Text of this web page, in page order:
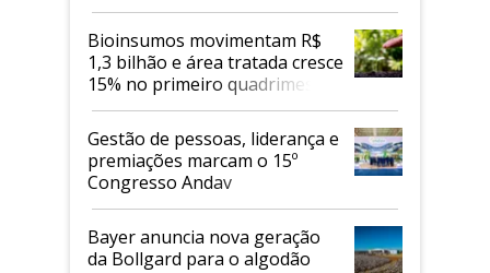
Bioinsumos movimentam R$
1,3 bilhão e área tratada cresce
15% no primeiro quadrimestre
de 2026
Gestão de pessoas, liderança e
premiações marcam o 15º
Congresso Andav
Bayer anuncia nova geração
da Bollgard para o algodão